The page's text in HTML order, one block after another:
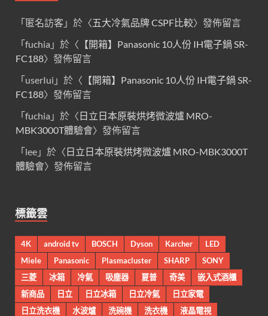
「匿名訪客 」於〈五大冷氣品牌 CSPF比較〉發佈留言
「fuchia 」於〈 【開箱】Panasonic 10人份 IH電子鍋 SR-
FC188〉發佈留言
「userIui 」於〈 【開箱】Panasonic 10人份 IH電子鍋 SR-
FC188〉發佈留言
「fuchia 」於〈日立日本原裝烘烤微波爐 MRO-
MBK3000T體驗會〉發佈留言
「lee 」於〈日立日本原裝烘烤微波爐 MRO-MBK3000T
體驗會〉發佈留言
標籤雲
4K android tv BOSCH Dyson Karcher
LED
Miele
Panasonic Plasmacluster SHARP
SONY
三菱
冰箱 冷氣 吸塵器 夏普 奇美
嵌入式酒櫃
新商品
日立 日立冰箱 日立冷氣
日立家電
日立洗衣機
水波爐 洗碗機 洗衣機 液晶電視